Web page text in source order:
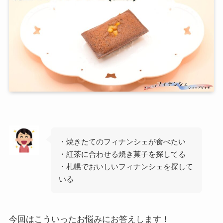
・焼きたてのフィナンシェが食べたい
・紅茶に合わせる焼き菓子を探してる
・札幌でおいしいフィナンシェを探して
いる
今回はこういったお悩みにお答えします！